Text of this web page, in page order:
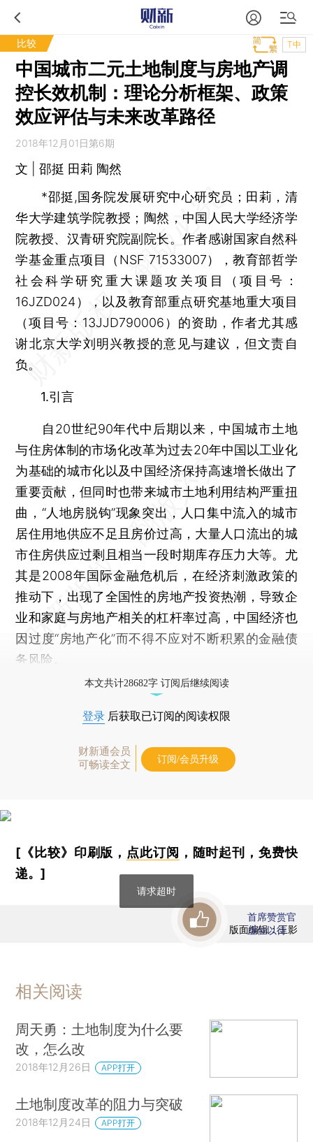
比较 T中
中国城市二元土地制度与房地产调
控长效机制：理论分析框架、政策
效应评估与未来改革路径
2018年12月01日第6期
文 | 邵挺 田莉 陶然
*邵挺,国务院发展研究中心研究员；田莉，清
华大学建筑学院教授；陶然，中国人民大学经济学
院教授、汉青研究院副院长。作者感谢国家自然科
学基金重点项目（NSF 71533007），教育部哲学
社会科学研究重大课题攻关项目（项目号：
16JZD024），以及教育部重点研究基地重大项目
（项目号：13JJD790006）的资助，作者尤其感
谢北京大学刘明兴教授的意见与建议，但文责自
负。
1.引言
自20世纪90年代中后期以来，中国城市土地
与住房体制的市场化改革为过去20年中国以工业化
为基础的城市化以及中国经济保持高速增长做出了
重要贡献，但同时也带来城市土地利用结构严重扭
曲，“人地房脱钩”现象突出，人口集中流入的城市
居住用地供应不足且房价过高，大量人口流出的城
市住房供应过剩且相当一段时期库存压力大等。尤
其是2008年国际金融危机后，在经济刺激政策的
推动下，出现了全国性的房地产投资热潮，导致企
业和家庭与房地产相关的杠杆率过高，中国经济也
因过度“房地产化”而不得不应对不断积累的金融债
务风险。
本文共计28682字 订阅后继续阅读
登录 后获取已订阅的阅读权限
财新通会员
可畅读全文
订阅/会员升级
[《比较》印刷版， 点此订阅 ，随时起刊，免费快
递。]
版面编辑：王影
首席赞赏官
虚位以待
相关阅读
周天勇：土地制度为什么要
改，怎么改
2018年12月26日 APP打开
土地制度改革的阻力与突破
2018年12月24日 APP打开
请求超时